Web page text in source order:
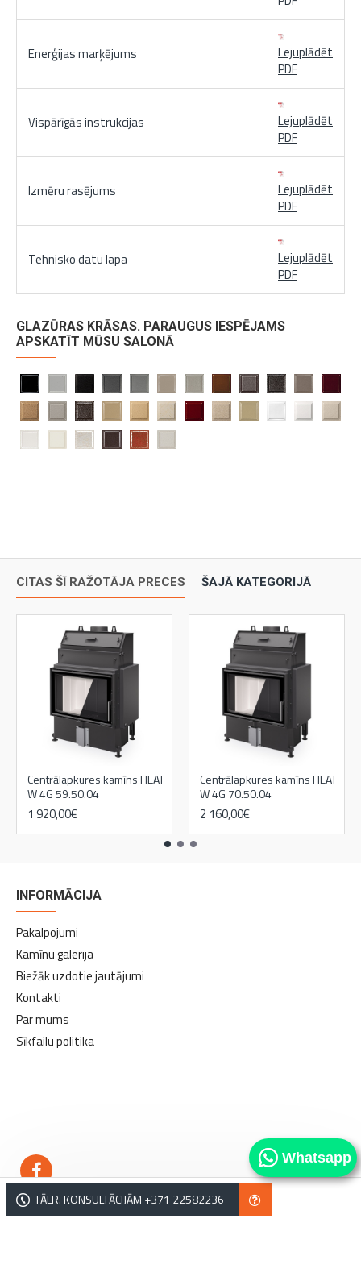
Whatsapp
TĀLR. KONSULTĀCIJĀM +371 22582236
GLAZŪRAS KRĀSAS. PARAUGUS IESPĒJAMS
APSKATĪT MŪSU SALONĀ
Enerģijas marķējums
Lejuplādēt
PDF
Vispārīgās instrukcijas
Lejuplādēt
PDF
Izmēru rasējums
Lejuplādēt
PDF
Tehnisko datu lapa
Lejuplādēt
PDF
CITAS ŠĪ RAŽOTĀJA PRECES ŠAJĀ KATEGORIJĀ
Centrālapkures kamīns HEAT
W 4G 59.50.04
1 920,00€
Centrālapkures kamīns HEAT
W 4G 70.50.04
2 160,00€
INFORMĀCIJA
Pakalpojumi
Kamīnu galerija
Biežāk uzdotie jautājumi
Kontakti
Par mums
Sīkfailu politika